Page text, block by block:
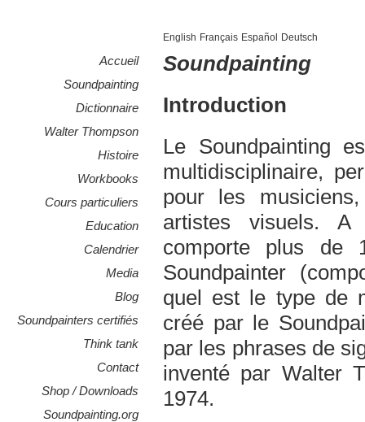
English Français Español Deutsch
Soundpainting
Introduction
Le Soundpainting
multidisciplinaire,
pour les
artistes visuels. A
comporte plus de
Soundpainter
quel est le type de
créé par le
par les phrases de
inventé par Walter
1974.
Accueil
Soundpainting
Dictionnaire
Walter Thompson
Histoire
Workbooks
Cours particuliers
Education
Calendrier
Media
Blog
Soundpainters certifiés
Think tank
Contact
Shop / Downloads
Soundpainting.org